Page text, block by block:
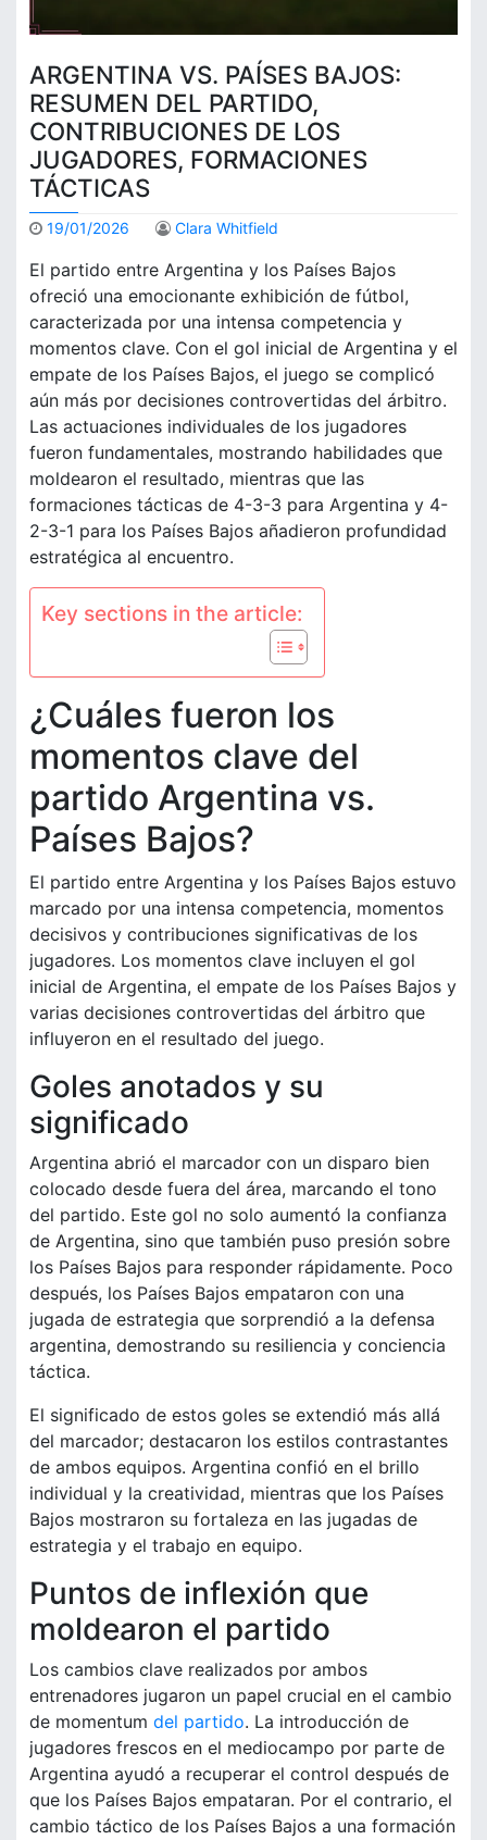
ARGENTINA VS. PAÍSES BAJOS:
RESUMEN DEL PARTIDO,
CONTRIBUCIONES DE LOS
JUGADORES, FORMACIONES
TÁCTICAS
19/01/2026 Clara Whitfield
El partido entre Argentina y los Países Bajos
ofreció una emocionante exhibición de fútbol,
caracterizada por una intensa competencia y
momentos clave. Con el gol inicial de Argentina y el
empate de los Países Bajos, el juego se complicó
aún más por decisiones controvertidas del árbitro.
Las actuaciones individuales de los jugadores
fueron fundamentales, mostrando habilidades que
moldearon el resultado, mientras que las
formaciones tácticas de 4-3-3 para Argentina y 4-
2-3-1 para los Países Bajos añadieron profundidad
estratégica al encuentro.
Key sections in the article:
¿Cuáles fueron los
momentos clave del
partido Argentina vs.
Países Bajos?
El partido entre Argentina y los Países Bajos estuvo
marcado por una intensa competencia, momentos
decisivos y contribuciones significativas de los
jugadores. Los momentos clave incluyen el gol
inicial de Argentina, el empate de los Países Bajos y
varias decisiones controvertidas del árbitro que
influyeron en el resultado del juego.
Goles anotados y su
significado
Argentina abrió el marcador con un disparo bien
colocado desde fuera del área, marcando el tono
del partido. Este gol no solo aumentó la confianza
de Argentina, sino que también puso presión sobre
los Países Bajos para responder rápidamente. Poco
después, los Países Bajos empataron con una
jugada de estrategia que sorprendió a la defensa
argentina, demostrando su resiliencia y conciencia
táctica.
El significado de estos goles se extendió más allá
del marcador; destacaron los estilos contrastantes
de ambos equipos. Argentina confió en el brillo
individual y la creatividad, mientras que los Países
Bajos mostraron su fortaleza en las jugadas de
estrategia y el trabajo en equipo.
Puntos de inflexión que
moldearon el partido
Los cambios clave realizados por ambos
entrenadores jugaron un papel crucial en el cambio
de momentum del partido. La introducción de
jugadores frescos en el mediocampo por parte de
Argentina ayudó a recuperar el control después de
que los Países Bajos empataran. Por el contrario, el
cambio táctico de los Países Bajos a una formación